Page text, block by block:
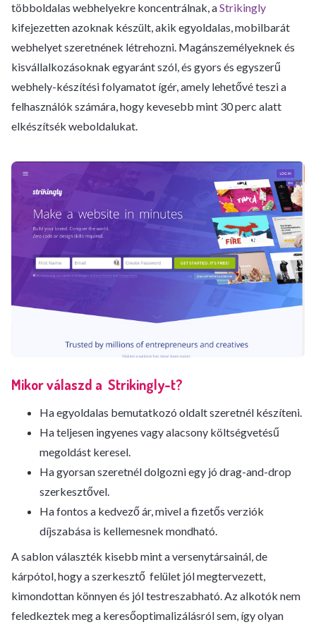
többoldalas webhelyekre koncentrálnak, aStrikingly
kifejezetten azoknak készült, akik egyoldalas, mobilbarát
webhelyet szeretnének létrehozni. Magánszemélyeknek és
kisvállalkozásoknak egyaránt szól, és gyors és egyszerű
webhely-készítési folyamatot ígér, amely lehetővé teszi a
felhasználók számára, hogy kevesebb mint 30 perc alatt
elkészítsék weboldalukat.
Mikor válaszd a Strikingly-t?
Ha egyoldalas bemutatkozó oldalt szeretnél készíteni.
Ha teljesen ingyenes vagy alacsony költségvetésű
megoldást keresel.
Ha gyorsan szeretnél dolgozni egy jó drag-and-drop
szerkesztővel.
Ha fontos a kedvező ár, mivel a fizetős verziók
díjszabása is kellemesnek mondható.
A sablon választék kisebb mint a versenytársainál, de
kárpótol, hogy a szerkesztő felület jól megtervezett,
kimondottan könnyen és jól testreszabható. Az alkotók nem
feledkeztek meg a keresőoptimalizálásról sem, így olyan